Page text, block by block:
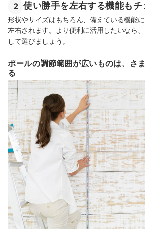
2 使い勝手を左右する機能もチ
形状やサイズはもちろん、備えている機能
左右されます。より便利に活用したいなら
して選びましょう。
ポールの調節範囲が広いものは、さ
る